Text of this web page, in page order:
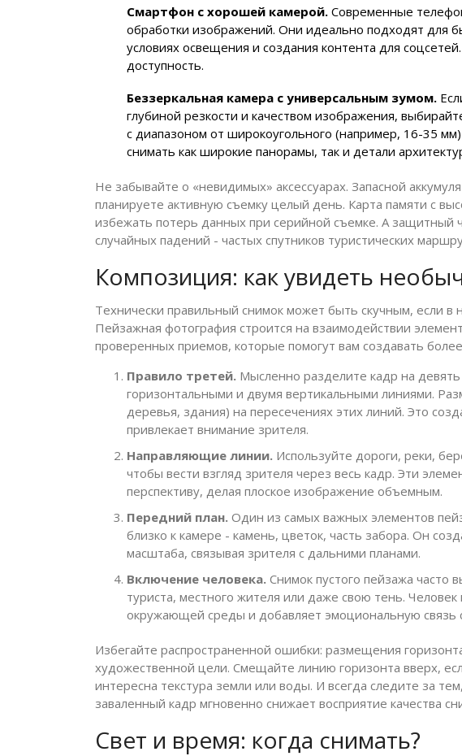
Смартфон с хорошей камерой. Современные
обработки изображений. Они идеально подходят для
условиях освещения и создания контента для
доступность.
Беззеркальная камера с универсальным зумом.
глубиной резкости и качеством изображения,
с диапазоном от широкоугольного (например, 16-35
снимать как широкие панорамы, так и детали
Не забывайте о «невидимых» аксессуарах. Запасной
планируете активную съемку целый день. Карта памяти с
избежать потерь данных при серийной съемке. А защитный
случайных падений - частых спутников туристических
Композиция: как увидеть
Технически правильный снимок может быть скучным, если в
Пейзажная фотография строится на взаимодействии
проверенных приемов, которые помогут вам создавать
Правило третей. Мысленно разделите кадр на
горизонтальными и двумя вертикальными линиями.
деревья, здания) на пересечениях этих линий. Это
привлекает внимание зрителя.
Направляющие линии. Используйте дороги, реки,
чтобы вести взгляд зрителя через весь кадр. Эти
перспективу, делая плоское изображение объемным.
Передний план. Один из самых важных элементов
близко к камере - камень, цветок, часть забора. Он
масштаба, связывая зрителя с дальними планами.
Включение человека. Снимок пустого пейзажа часто
туриста, местного жителя или даже свою тень.
окружающей среды и добавляет эмоциональную связь
Избегайте распространенной ошибки: размещения
художественной цели. Смещайте линию горизонта вверх,
интересна текстура земли или воды. И всегда следите за
заваленный кадр мгновенно снижает восприятие качества
Свет и время: когда снимать?